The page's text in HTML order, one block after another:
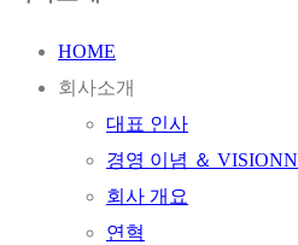
HOME
회사소개
대표 인사
경영 이념 ＆ VISIONN
회사 개요
연혁